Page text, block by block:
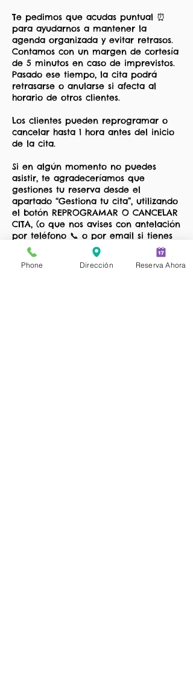
Te pedimos que acudas puntual ⏰
para ayudarnos a mantener la
agenda organizada y evitar retrasos.
Contamos con un margen de cortesía
de 5 minutos en caso de imprevistos.
Pasado ese tiempo, la cita podrá
retrasarse o anularse si afecta al
horario de otros clientes.
Los clientes pueden reprogramar o
cancelar hasta 1 hora antes del inicio
de la cita.
Si en algún momento no puedes
asistir, te agradeceríamos que
gestiones tu reserva desde el
apartado “Gestiona tu cita”, utilizando
el botón REPROGRAMAR O CANCELAR
CITA, (o que nos avises con antelación
por teléfono 📞 o por email si tienes
algún problema con esta función), así
evitamos esperas innecesarias y
podemos ofrecer ese espacio a otro
Phone Dirección Reserva Ahora